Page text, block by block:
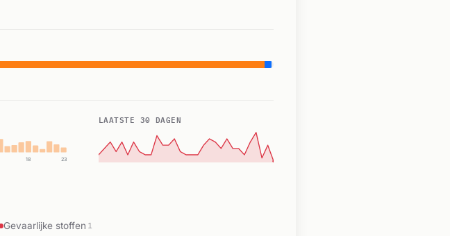
18 23
LAATSTE 30 DAGEN
Gevaarlijke stoffen 1